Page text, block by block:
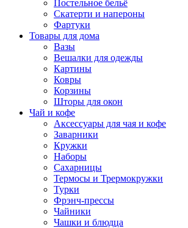
Постельное бельё
Скатерти и напероны
Фартуки
Товары для дома
Вазы
Вешалки для одежды
Картины
Ковры
Корзины
Шторы для окон
Чай и кофе
Аксессуары для чая и кофе
Заварники
Кружки
Наборы
Сахарницы
Термосы и Трермокружки
Турки
Фрэнч-прессы
Чайники
Чашки и блюдца